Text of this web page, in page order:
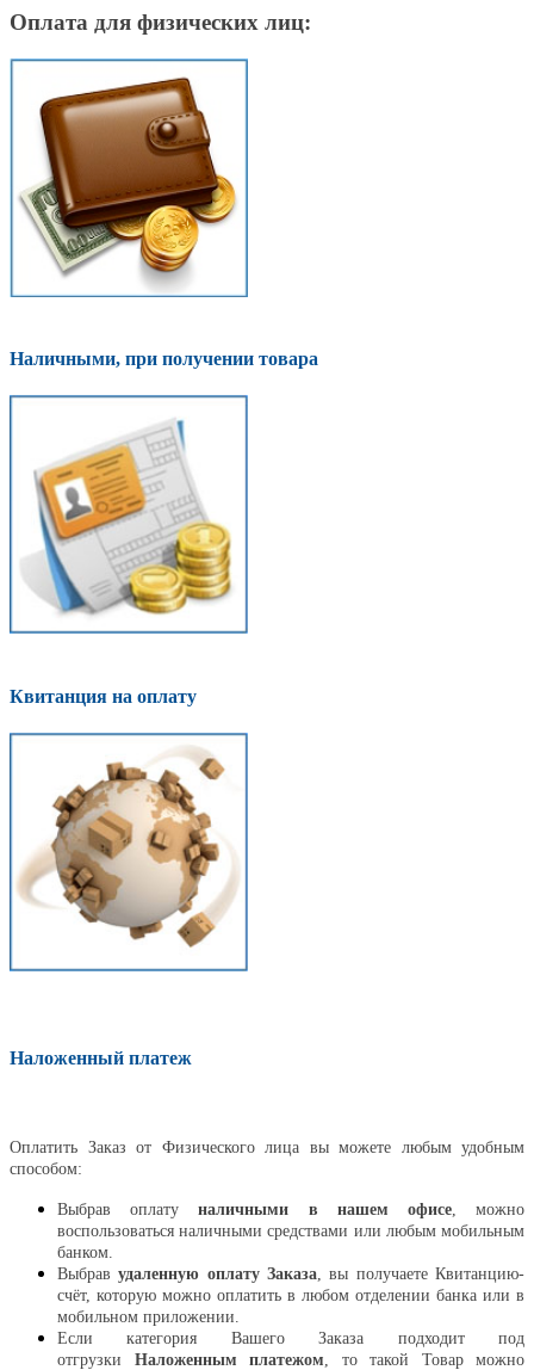
Оплата для физических лиц:
Наличными, при получении товара
Квитанция на оплату
Наложенный платеж
Оплатить Заказ от Физического лица вы можете любым удобным
способом:
Выбрав оплатуналичными в нашем офисе, можно
воспользоваться наличными средствами или любым мобильным
банком.
Выбравудаленную оплату Заказа , вы получаете Квитанцию-
счёт, которую можно оплатить в любом отделении банка или в
мобильном приложении.
Если категория Вашего Заказа подходит под
отгрузки Наложенным платежом , то такой Товар можно